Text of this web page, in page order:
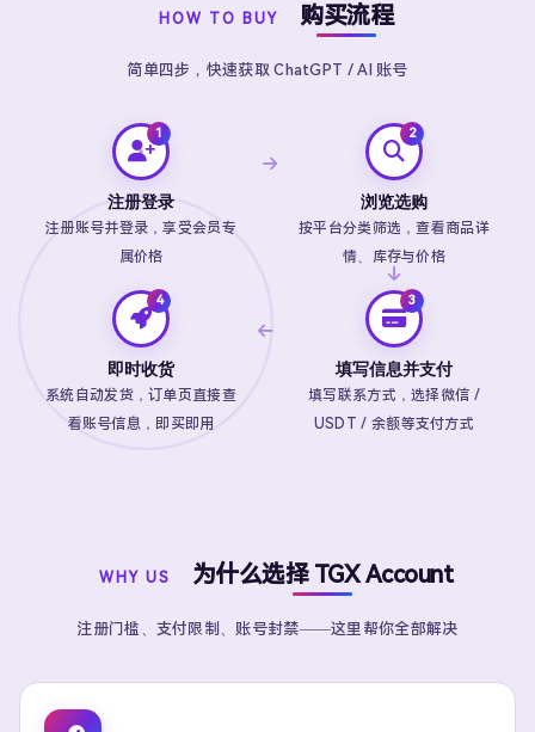
HOW TO BUY 购买流程
简单四步，快速获取 ChatGPT / AI 账号
注册登录
注册账号并登录，享受会员专
属价格
浏览选购
按平台分类筛选，查看商品详
情、库存与价格
填写信息并支付
填写联系方式，选择微信 /
USDT / 余额等支付方式
即时收货
系统自动发货，订单页直接查
看账号信息，即买即用
WHY US 为什么选择 TGX Account
注册门槛、支付限制、账号封禁——这里帮你全部解决